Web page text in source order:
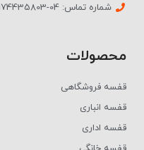
شماره تماس: 04-02174435803
محصولات
قفسه فروشگاهی
قفسه انباری
قفسه اداری